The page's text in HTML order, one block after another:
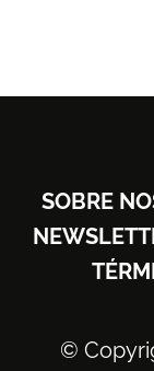
SOBRE
©